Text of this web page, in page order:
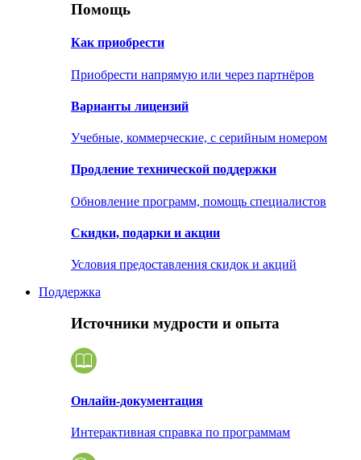
Помощь
Как приобрести
Приобрести напрямую или через партнёров
Варианты лицензий
Учебные, коммерческие, с серийным номером
Продление технической поддержки
Обновление программ, помощь специалистов
Скидки, подарки и акции
Условия предоставления скидок и акций
Поддержка
Источники мудрости и опыта
Онлайн-документация
Интерактивная справка по программам